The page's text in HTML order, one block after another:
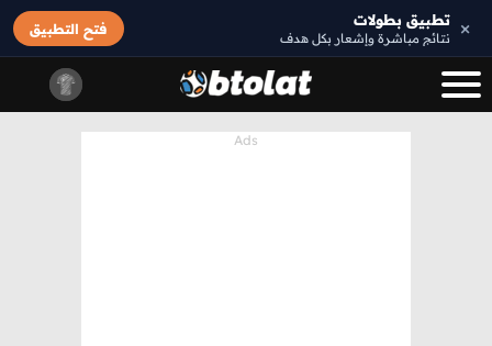
× تطبيق بطولات
نتائج مباشرة وإشعار بكل هدف
فتح التطبيق